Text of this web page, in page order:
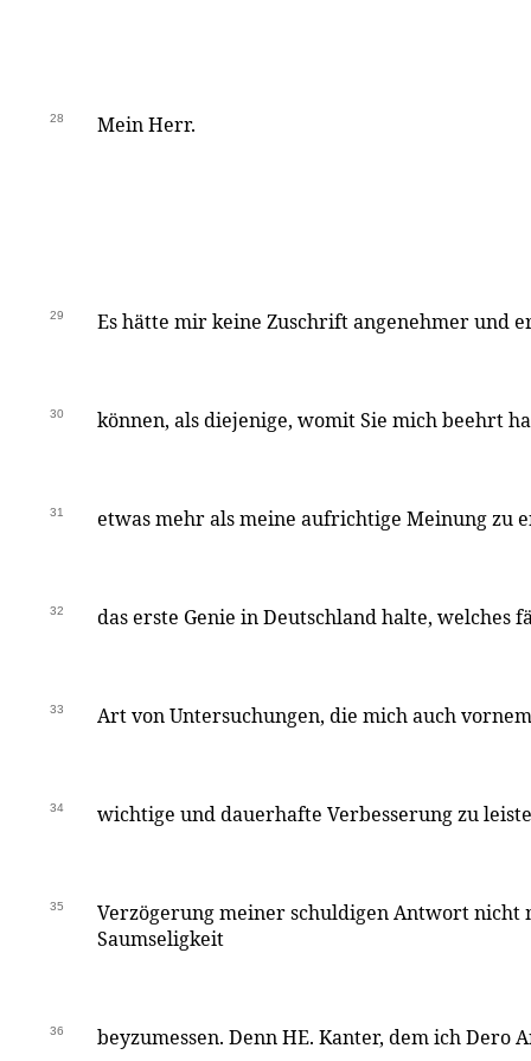
28 Mein Herr.
29 Es hätte mir keine Zuschrift angenehmer und
30 können, als diejenige, womit Sie mich beehrt
31 etwas mehr als meine aufrichtige Meinung zu
32 das erste Genie in Deutschland halte, welches
33 Art von Untersuchungen, die mich auch
34 wichtige und dauerhafte Verbesserung zu
35
Verzögerung meiner schuldigen Antwort nicht
Saumseligkeit
36 beyzumessen. Denn HE. Kanter, dem ich Dero